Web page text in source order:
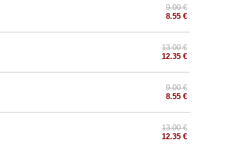
9.00 €
8.55 €
13.00 €
12.35 €
9.00 €
8.55 €
13.00 €
12.35 €